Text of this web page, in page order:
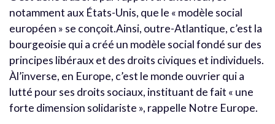
notamment aux États-Unis, que le « modèle social
européen » se conçoit.Ainsi, outre-Atlantique, c’est la
bourgeoisie qui a créé un modèle social fondé sur des
principes libéraux et des droits civiques et individuels.
Àl’inverse, en Europe, c’est le monde ouvrier qui a
lutté pour ses droits sociaux, instituant de fait « une
forte dimension solidariste », rappelle Notre Europe.